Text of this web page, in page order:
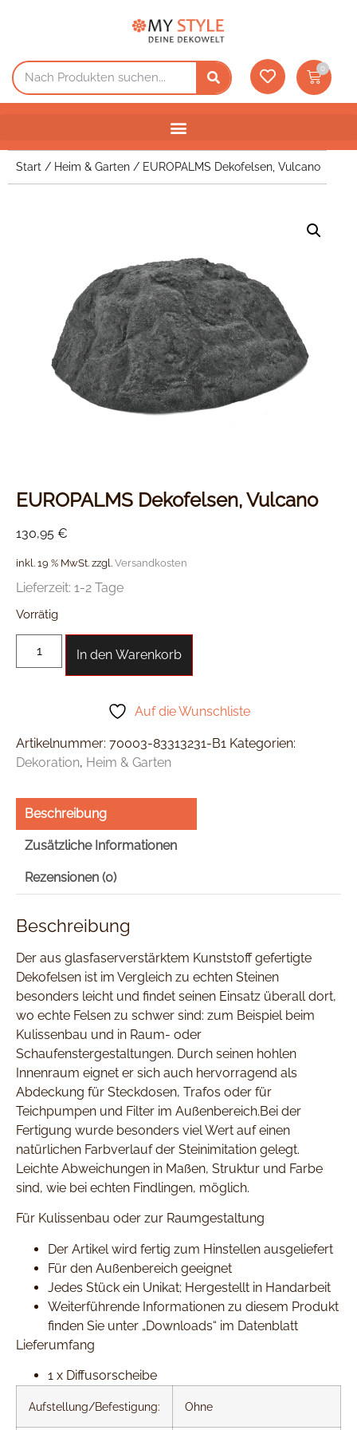
0
Start / Heim & Garten / EUROPALMS Dekofelsen, Vulcano
EUROPALMS Dekofelsen, Vulcano
130,95 €
inkl. 19 % MwSt. zzgl. Versandkosten
Lieferzeit: 1-2 Tage
Vorrätig
In den Warenkorb
Auf die Wunschliste
Artikelnummer: 70003-83313231-B1 Kategorien:
Dekoration, Heim & Garten
Beschreibung
Zusätzliche Informationen
Rezensionen (0)
Beschreibung
Der aus glasfaserverstärktem Kunststoff gefertigte
Dekofelsen ist im Vergleich zu echten Steinen
besonders leicht und findet seinen Einsatz überall dort,
wo echte Felsen zu schwer sind: zum Beispiel beim
Kulissenbau und in Raum- oder
Schaufenstergestaltungen. Durch seinen hohlen
Innenraum eignet er sich auch hervorragend als
Abdeckung für Steckdosen, Trafos oder für
Teichpumpen und Filter im Außenbereich.Bei der
Fertigung wurde besonders viel Wert auf einen
natürlichen Farbverlauf der Steinimitation gelegt.
Leichte Abweichungen in Maßen, Struktur und Farbe
sind, wie bei echten Findlingen, möglich.
Für Kulissenbau oder zur Raumgestaltung
Der Artikel wird fertig zum Hinstellen ausgeliefert
Für den Außenbereich geeignet
Jedes Stück ein Unikat; Hergestellt in Handarbeit
Weiterführende Informationen zu diesem Produkt
finden Sie unter „Downloads“ im Datenblatt
Lieferumfang
1 x Diffusorscheibe
Aufstellung/Befestigung: Ohne